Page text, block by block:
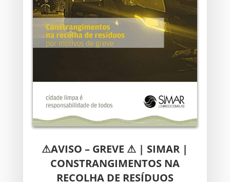
⚠AVISO – GREVE ⚠ | SIMAR |
CONSTRANGIMENTOS NA
RECOLHA DE RESÍDUOS